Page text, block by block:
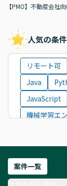
【PMO】不動産会社
人気の条
リモート可
Java
JavaScript
機械学習エ
フロントエ
ネットワー
AIエンジニア
案件一覧